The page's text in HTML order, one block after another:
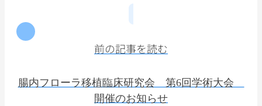
前の記事を読む
腸内フローラ移植臨床研究会 第6回学術大会
開催のお知らせ